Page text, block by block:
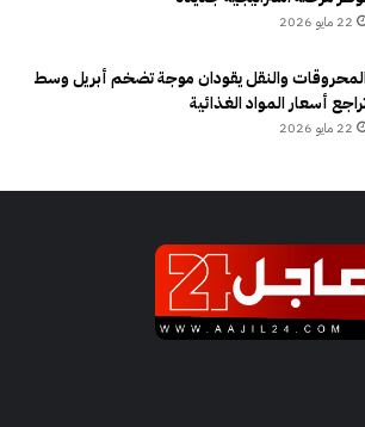
22 مايو 2026
والنقل يقودان موجة تضخم أبريل وسط
أسعار المواد الغذائية
22 مايو 2026